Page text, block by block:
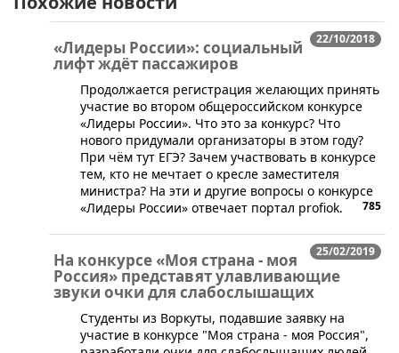
22/10/2018
«Лидеры России»: социальный
лифт ждёт пассажиров
​Продолжается регистрация желающих принять
участие во втором общероссийском конкурсе
«Лидеры России». Что это за конкурс? Что
нового придумали организаторы в этом году?
При чём тут ЕГЭ? Зачем участвовать в конкурсе
тем, кто не мечтает о кресле заместителя
министра? На эти и другие вопросы о конкурсе
«Лидеры России» отвечает портал profiok.
785
25/02/2019
На конкурсе «Моя страна - моя
Россия» представят улавливающие
звуки очки для слабослышащих
​Студенты из Воркуты, подавшие заявку на
участие в конкурсе "Моя страна - моя Россия",